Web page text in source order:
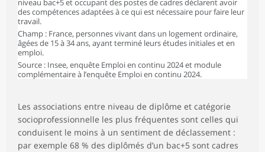
niveau bac+5 et occupant des postes de cadres déclarent avoir
des compétences adaptées à ce qui est nécessaire pour faire leur
travail.
Champ : France, personnes vivant dans un logement ordinaire,
âgées de 15 à 34 ans, ayant terminé leurs études initiales et en
emploi.
Source : Insee, enquête Emploi en continu 2024 et module
complémentaire à l’enquête Emploi en continu 2024.
Les associations entre niveau de diplôme et catégorie
socioprofessionnelle les plus fréquentes sont celles qui
conduisent le moins à un sentiment de déclassement :
par exemple 68 % des diplômés d’un bac+5 sont cadres